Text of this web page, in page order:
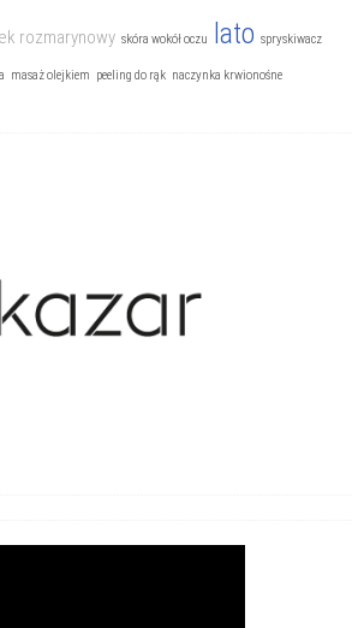
rozmarynowy skóra wokół oczu lato spryskiwacz
masaż olejkiem peeling do rąk naczynka krwionośne